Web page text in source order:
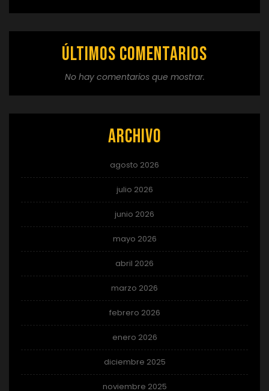
Últimos comentarios
No hay comentarios que mostrar.
Archivo
agosto 2026
julio 2026
junio 2026
mayo 2026
abril 2026
marzo 2026
febrero 2026
enero 2026
diciembre 2025
noviembre 2025